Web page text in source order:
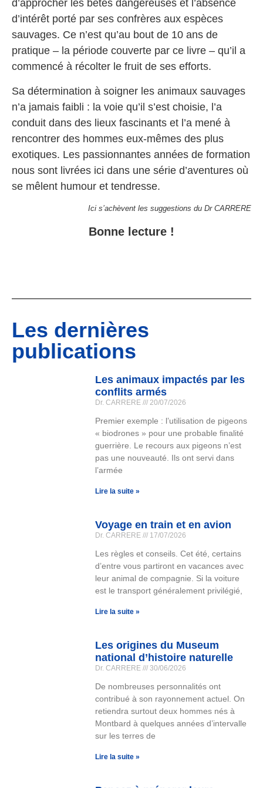
d’approcher les bêtes dangereuses et l’absence
d’intérêt porté par ses confrères aux espèces
sauvages. Ce n’est qu’au bout de 10 ans de
pratique – la période couverte par ce livre – qu’il a
commencé à récolter le fruit de ses efforts.
Sa détermination à soigner les animaux sauvages
n’a jamais faibli : la voie qu’il s’est choisie, l’a
conduit dans des lieux fascinants et l’a mené à
rencontrer des hommes eux-mêmes des plus
exotiques. Les passionnantes années de formation
nous sont livrées ici dans une série d’aventures où
se mêlent humour et tendresse.
Ici s’achèvent les suggestions du Dr CARRERE
Bonne lecture !
Les dernières
publications
Les animaux impactés par les
conflits armés
Dr. CARRERE 20/07/2026
Premier exemple : l’utilisation de pigeons
« biodrones » pour une probable finalité
guerrière. Le recours aux pigeons n’est
pas une nouveauté. Ils ont servi dans
l’armée
Lire la suite »
Voyage en train et en avion
Dr. CARRERE 17/07/2026
Les règles et conseils. Cet été, certains
d’entre vous partiront en vacances avec
leur animal de compagnie. Si la voiture
est le transport généralement privilégié,
Lire la suite »
Les origines du Museum
national d’histoire naturelle
Dr. CARRERE 30/06/2026
De nombreuses personnalités ont
contribué à son rayonnement actuel. On
retiendra surtout deux hommes nés à
Montbard à quelques années d’intervalle
sur les terres de
Lire la suite »